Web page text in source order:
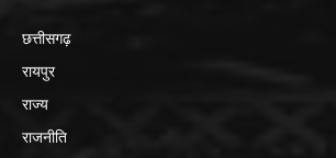
छत्तीसगढ़
रायपुर
राज्य
राजनीति